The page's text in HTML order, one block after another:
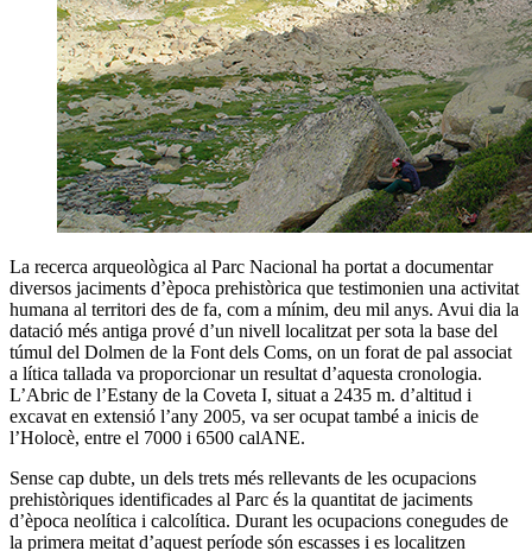
La recerca arqueològica al Parc Nacional ha portat a documentar
diversos jaciments d’època prehistòrica que testimonien una activitat
humana al territori des de fa, com a mínim, deu mil anys. Avui dia la
datació més antiga prové d’un nivell localitzat per sota la base del
túmul del Dolmen de la Font dels Coms, on un forat de pal associat
a lítica tallada va proporcionar un resultat d’aquesta cronologia.
L’Abric de l’Estany de la Coveta I, situat a 2435 m. d’altitud i
excavat en extensió l’any 2005, va ser ocupat també a inicis de
l’Holocè, entre el 7000 i 6500 calANE.
Sense cap dubte, un dels trets més rellevants de les ocupacions
prehistòriques identificades al Parc és la quantitat de jaciments
d’època neolítica i calcolítica. Durant les ocupacions conegudes de
la primera meitat d’aquest període són escasses i es localitzen